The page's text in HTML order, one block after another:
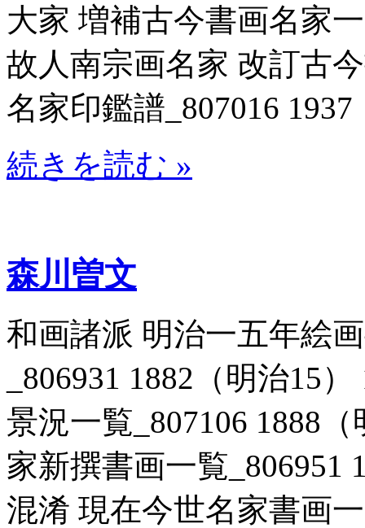
大家 増補古今書画名家
故人南宗画名家 改訂古
名家印鑑譜_807016
続きを読む »
森川曽文
和画諸派 明治一五年絵
_806931 1882（明治15
景況一覧_807106 1888
家新撰書画一覧_806951
混淆 現在今世名家書画